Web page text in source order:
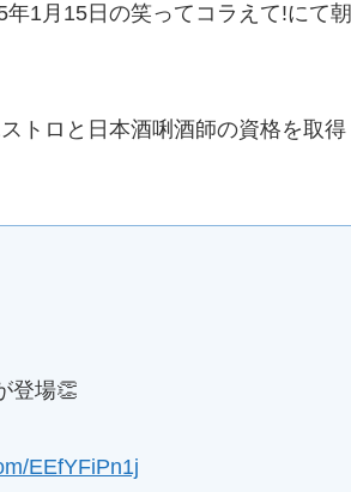
1月15日の笑ってコラえて!にて朝
トロと日本酒唎酒師の資格を取得
登場👏
EEfYFiPn1j